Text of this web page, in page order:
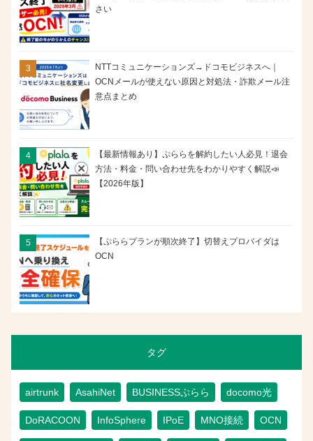
さい
NTTコミュニケーションズ→ドコモビジネスへ｜
OCNメールが使えない原因と対処法・詐欺メール注
意点まとめ
【最新情報あり】ぷららを解約したい人必見！退会
方法・料金・問い合わせ先をわかりやすく解説📣
【2026年版】
【ぷららプランが順次終了】切替えプロバイダは
OCN
タグ
airtrunk AsahiNet BUSINESSぷらら docomo光
DoRACOON InfoSphere IPoE MNO接続 OCN